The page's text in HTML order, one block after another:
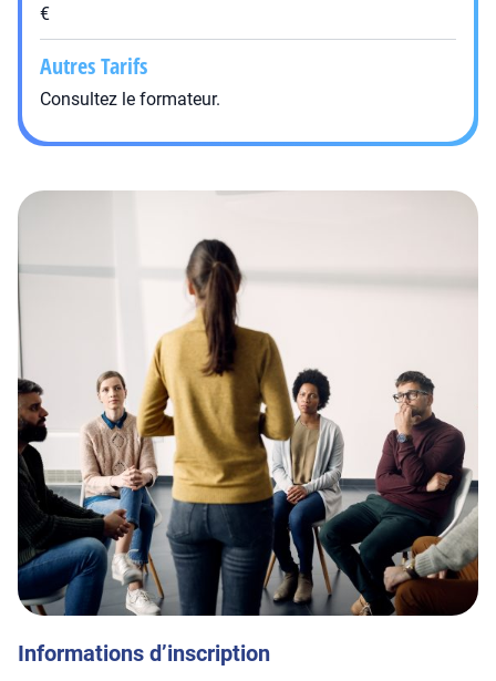
€
Autres Tarifs
Consultez le formateur.
Informations d’inscription